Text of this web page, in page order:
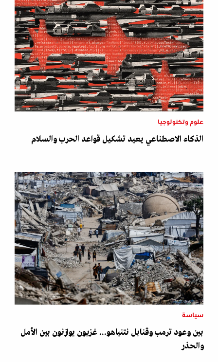
علوم وتكنولوجيا
الذكاء الاصطناعي يعيد تشكيل قواعد الحرب والسلام
سياسة
بين وعود ترمب وقنابل نتنياهو... غزيون يوازنون بين الأمل
والحذر